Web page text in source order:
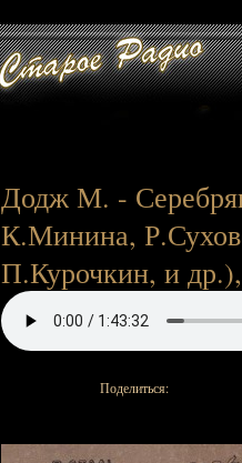
Додж М. -
К.Минина,
П.Курочкин, и
Поделиться: